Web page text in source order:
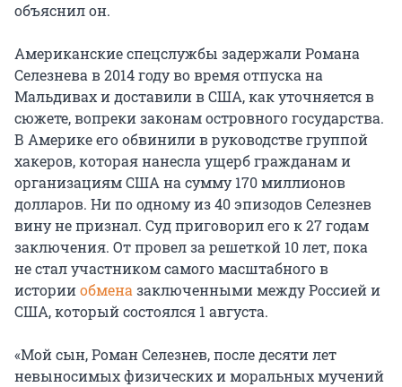
объяснил он.
Американские спецслужбы задержали Романа
Селезнева в 2014 году во время отпуска на
Мальдивах и доставили в США, как уточняется в
сюжете, вопреки законам островного государства.
В Америке его обвинили в руководстве группой
хакеров, которая нанесла ущерб гражданам и
организациям США на сумму 170 миллионов
долларов. Ни по одному из 40 эпизодов Селезнев
вину не признал. Суд приговорил его к 27 годам
заключения. От провел за решеткой 10 лет, пока
не стал участником самого масштабного в
историиобмена заключенными между Россией и
США, который состоялся 1 августа.
«Мой сын, Роман Селезнев, после десяти лет
невыносимых физических и моральных мучений